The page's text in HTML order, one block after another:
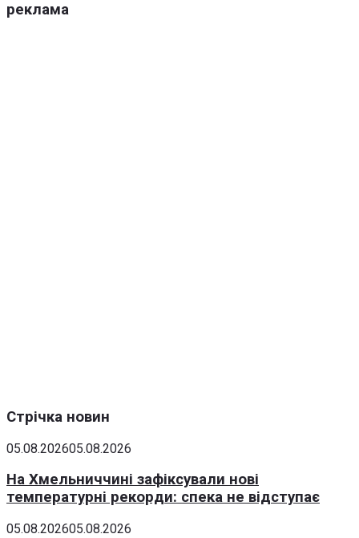
реклама
Стрічка новин
05.08.202605.08.2026
На Хмельниччині зафіксували нові
температурні рекорди: спека не відступає
05.08.202605.08.2026